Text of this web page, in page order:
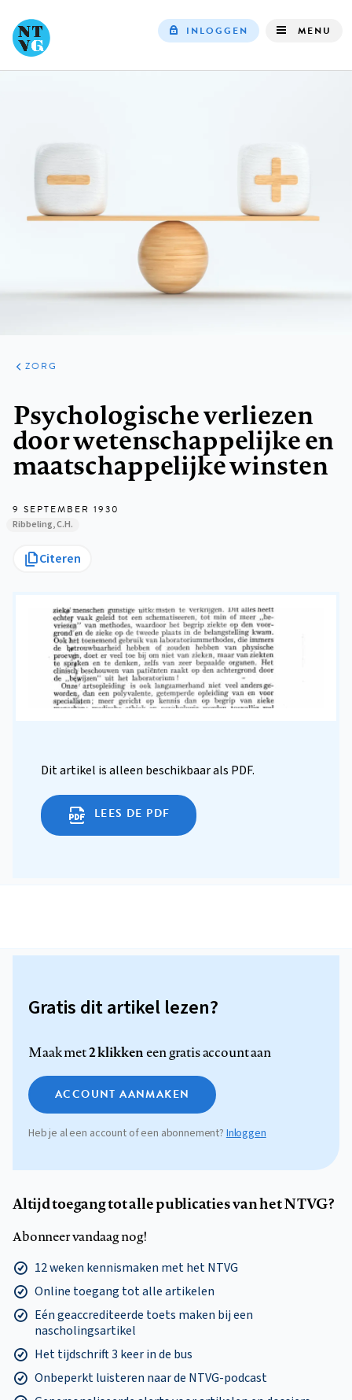
INLOGGEN MENU
ARTIKELEN
PERSPECTIEF
ZORG
Psychologische verliezen
door wetenschappelijke en
maatschappelijke winsten
9 SEPTEMBER 1930
Ribbeling, C.H.
Citeren
Dit artikel is alleen beschikbaar als PDF.
LEES DE PDF
Gratis dit artikel lezen?
Maak met2 klikkeneen gratis account aan
ACCOUNT AANMAKEN
Heb je al een account of een abonnement? Inloggen
Altijd toegang tot alle publicaties van het NTVG?
Abonneer vandaag nog!
12 weken kennismaken met het NTVG
Online toegang tot alle artikelen
Eén geaccrediteerde toets maken bij een
nascholingsartikel
Het tijdschrift 3 keer in de bus
Onbeperkt luisteren naar de NTVG-podcast